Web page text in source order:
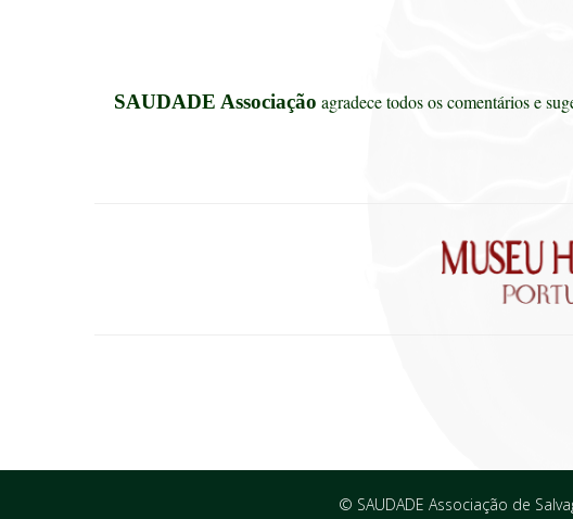
SAUDADE Associação agradece todos os comentários e
© SAUDADE Associação de